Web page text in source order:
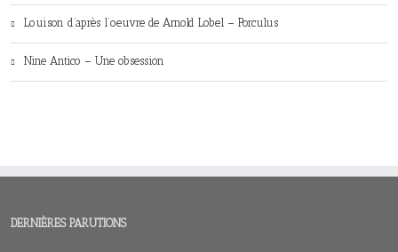
Louison d’après l’oeuvre de Arnold Lobel – Porculus
Nine Antico – Une obsession
DERNIÈRES PARUTIONS